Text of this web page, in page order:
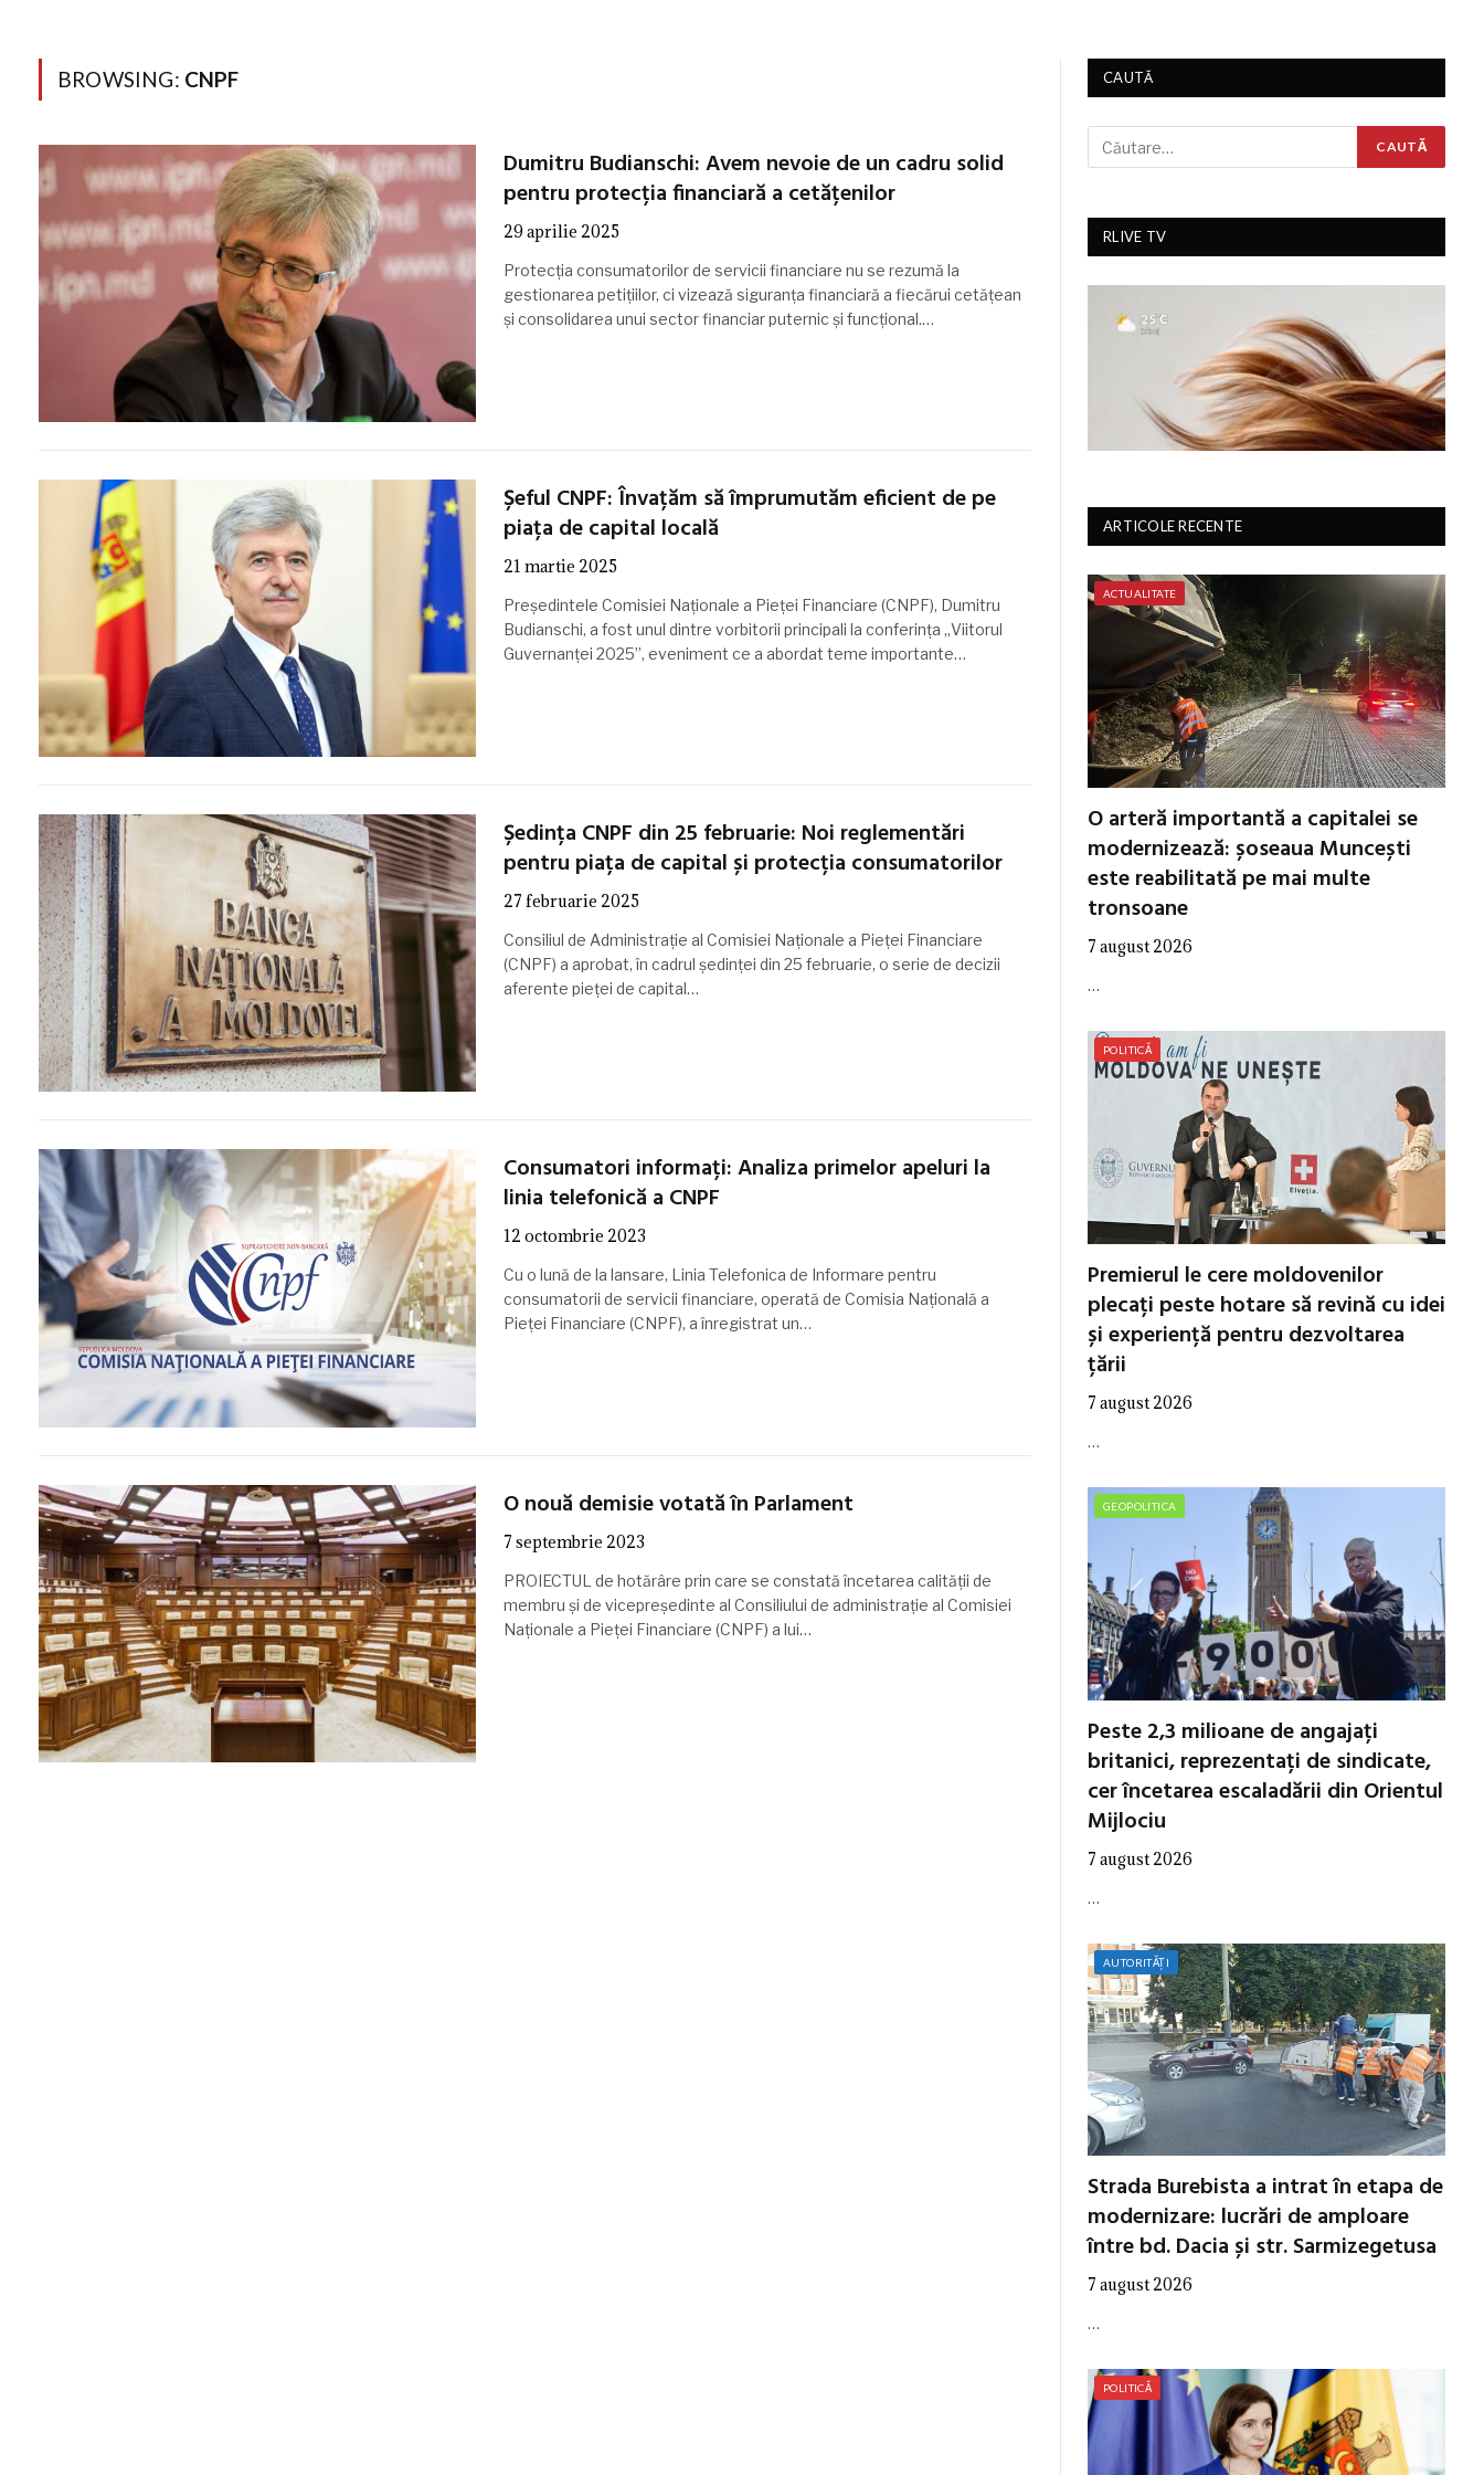
BROWSING: CNPF
Dumitru Budianschi: Avem nevoie de un cadru solid
pentru protecția financiară a cetățenilor
29 aprilie 2025
Protecția consumatorilor de servicii financiare nu se rezumă la
gestionarea petițiilor, ci vizează siguranța financiară a fiecărui cetățean
și consolidarea unui sector financiar puternic și funcțional.…
Șeful CNPF: Învațăm să împrumutăm eficient de pe
piața de capital locală
21 martie 2025
Președintele Comisiei Naționale a Pieței Financiare (CNPF), Dumitru
Budianschi, a fost unul dintre vorbitorii principali la conferința „Viitorul
Guvernanței 2025”, eveniment ce a abordat teme importante…
Ședința CNPF din 25 februarie: Noi reglementări
pentru piața de capital și protecția consumatorilor
27 februarie 2025
Consiliul de Administrație al Comisiei Naționale a Pieței Financiare
(CNPF) a aprobat, în cadrul ședinței din 25 februarie, o serie de decizii
aferente pieței de capital…
Consumatori informați: Analiza primelor apeluri la
linia telefonică a CNPF
12 octombrie 2023
Cu o lună de la lansare, Linia Telefonica de Informare pentru
consumatorii de servicii financiare, operată de Comisia Națională a
Pieței Financiare (CNPF), a înregistrat un…
O nouă demisie votată în Parlament
7 septembrie 2023
PROIECTUL de hotărâre prin care se constată încetarea calității de
membru și de vicepreședinte al Consiliului de administrație al Comisiei
Naționale a Pieței Financiare (CNPF) a lui…
CAUTĂ
RLIVE TV
ARTICOLE RECENTE
ACTUALITATE
O arteră importantă a capitalei se
modernizează: șoseaua Muncești
este reabilitată pe mai multe
tronsoane
7 august 2026
…
POLITICĂ
Premierul le cere moldovenilor
plecați peste hotare să revină cu idei
și experiență pentru dezvoltarea
țării
7 august 2026
…
GEOPOLITICA
Peste 2,3 milioane de angajați
britanici, reprezentați de sindicate,
cer încetarea escaladării din Orientul
Mijlociu
7 august 2026
…
AUTORITĂȚI
Strada Burebista a intrat în etapa de
modernizare: lucrări de amploare
între bd. Dacia și str. Sarmizegetusa
7 august 2026
…
POLITICĂ